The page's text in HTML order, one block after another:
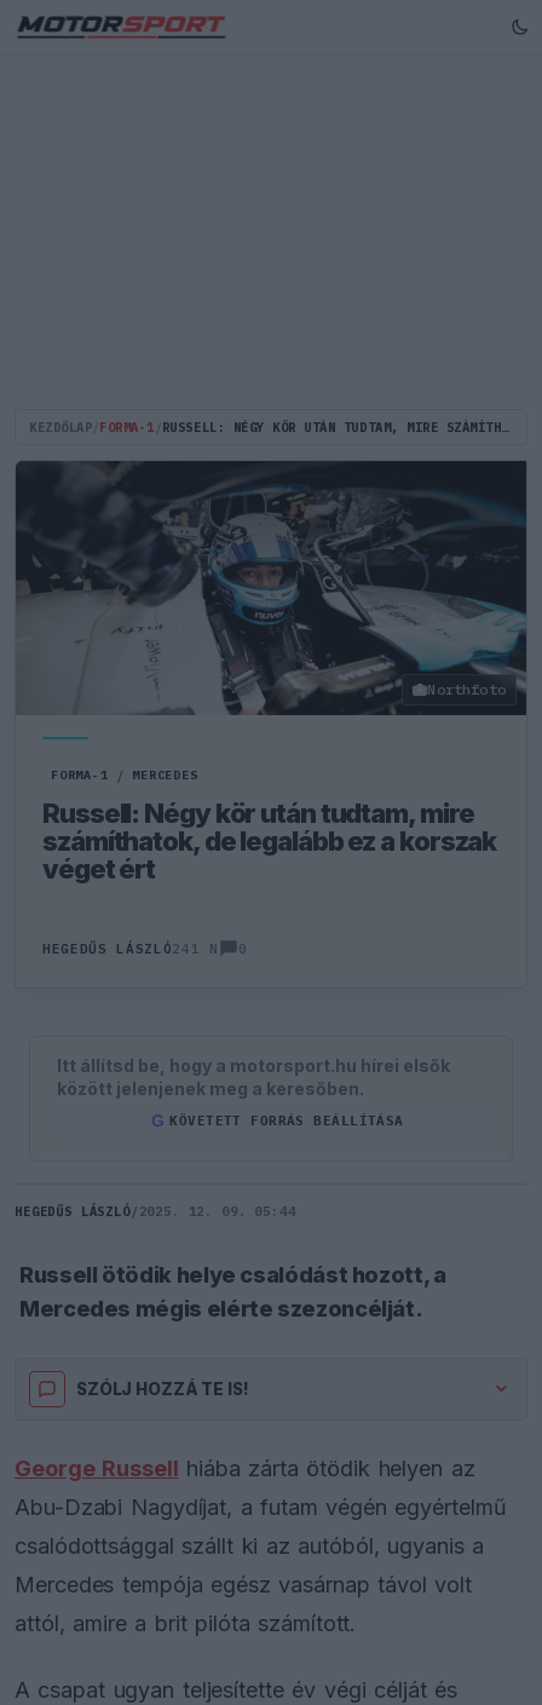
KEZDŐLAP FORMA-1 RUSSELL: NÉGY KÖR UTÁN TUDTAM, MIRE SZÁMÍTHATOK, DE LEGALÁBB EZ A KORSZAK VÉGET ÉRT
Northfoto
FORMA-1 / MERCEDES
Russell: Négy kör után tudtam, mire
számíthatok, de legalább ez a korszak
véget ért
HEGEDŰS LÁSZLÓ241 N 0
Itt állítsd be, hogy a motorsport.hu hírei elsők
között jelenjenek meg a keresőben.
G KÖVETETT FORRÁS BEÁLLÍTÁSA
HEGEDŰS LÁSZLÓ/ 2025. 12. 09. 05:44
Russell ötödik helye csalódást hozott, a
Mercedes mégis elérte szezoncélját.
SZÓLJ HOZZÁ TE IS!
George Russell hiába zárta ötödik helyen az
Abu-Dzabi Nagydíjat, a futam végén egyértelmű
csalódottsággal szállt ki az autóból, ugyanis a
Mercedes tempója egész vasárnap távol volt
attól, amire a brit pilóta számított.
A csapat ugyan teljesítette év végi célját és